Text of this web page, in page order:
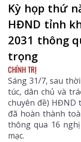
Kỳ họp thứ
HĐND tỉnh
2031 thông
trọng
CHÍNH TRỊ
Sáng 31/7, sau
túc, dân chủ và
chuyên đề) HĐND
đã hoàn thành
thông qua 16
mạc.